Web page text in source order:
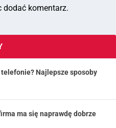
dodać komentarz.
Najlepsze sposoby
ma się naprawdę dobrze